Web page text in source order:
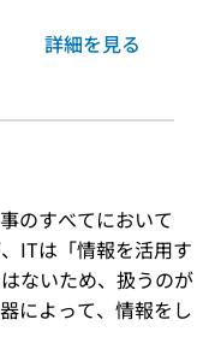
詳細を見る
のすべてにおいて
ITは「情報を活用す
ないため、扱うのが
によって、情報をし